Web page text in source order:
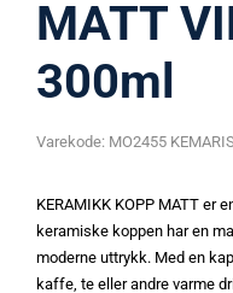
MATT
300ml
Varekode: MO2455
KERAMIKK KOPP MATT er
keramiske koppen har en
moderne uttrykk. Med en
kaffe, te eller andre varme